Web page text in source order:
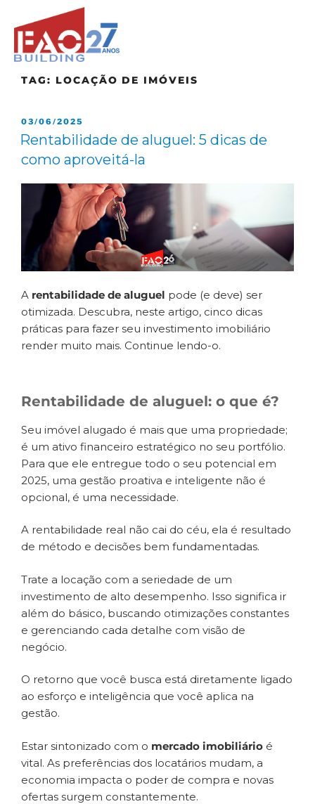
TAG: LOCAÇÃO DE IMÓVEIS
03/06/2025
Rentabilidade de aluguel: 5 dicas de
como aproveitá-la
A rentabilidade de aluguel pode (e deve) ser
otimizada. Descubra, neste artigo, cinco dicas
práticas para fazer seu investimento imobiliário
render muito mais. Continue lendo-o.
Rentabilidade de aluguel: o que é?
Seu imóvel alugado é mais que uma propriedade;
é um ativo financeiro estratégico no seu portfólio.
Para que ele entregue todo o seu potencial em
2025, uma gestão proativa e inteligente não é
opcional, é uma necessidade.
A rentabilidade real não cai do céu, ela é resultado
de método e decisões bem fundamentadas.
Trate a locação com a seriedade de um
investimento de alto desempenho. Isso significa ir
além do básico, buscando otimizações constantes
e gerenciando cada detalhe com visão de
negócio.
O retorno que você busca está diretamente ligado
ao esforço e inteligência que você aplica na
gestão.
Estar sintonizado com o mercado imobiliário é
vital. As preferências dos locatários mudam, a
economia impacta o poder de compra e novas
ofertas surgem constantemente.